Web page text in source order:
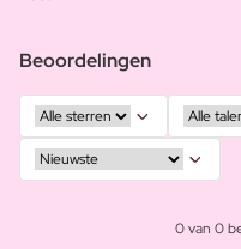
Beoordelingen
0 van 0